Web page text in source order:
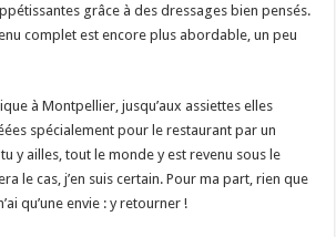
grâce à des dressages bien pensés.
complet est encore plus abordable, un peu
à Montpellier, jusqu’aux assiettes elles
spécialement pour le restaurant par un
y ailles, tout le monde y est revenu sous le
le cas, j’en suis certain. Pour ma part, rien que
qu’une envie : y retourner !